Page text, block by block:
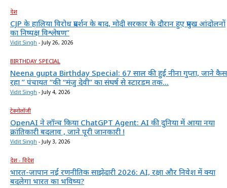
देश
CJP के हालिया विरोध प्रदर्शन के बाद, मोदी सरकार के दौरान हुए प्रमुख आंदोलनों
का निष्पक्ष विश्लेषण”
Vidit Singh - July 26, 2026
BIRTHDAY SPECIAL
Neena gupta Birthday Special: 67 साल की हुईं नीना गुप्ता, जाने
रहा ” पंचायत “की “मंजु देवी” का संघर्ष से स्टारडम तक...
Vidit Singh - July 4, 2026
टेक्नोलॉजी
OpenAI ने लॉन्च किया ChatGPT Agent: AI की दुनिया में आया नया
क्रांतिकारी बदलाव , जाने पूरी जानकारी !
Vidit Singh - July 3, 2026
देश - विदेश
भारत-जापान नई रणनीतिक साझेदारी 2026: AI, रक्षा और निवेश में क्या
बदलेगा भारत का भविष्य?